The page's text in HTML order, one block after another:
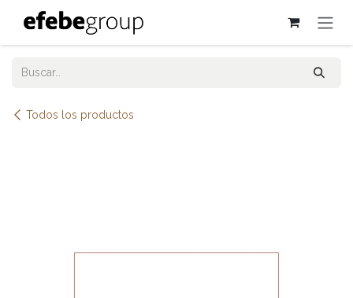
Ir al contenido
Todos los productos